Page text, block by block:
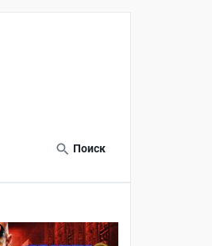
Поиск